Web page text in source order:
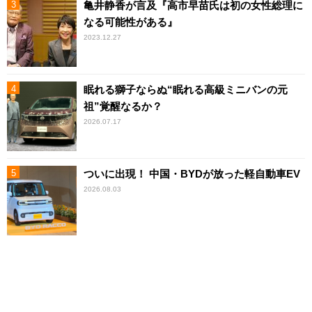
亀井静香が言及『高市早苗氏は初の女性総理に
なる可能性がある』
2023.12.27
眠れる獅子ならぬ“眠れる高級ミニバンの元
祖”覚醒なるか？
2026.07.17
ついに出現！ 中国・BYDが放った軽自動車EV
2026.08.03